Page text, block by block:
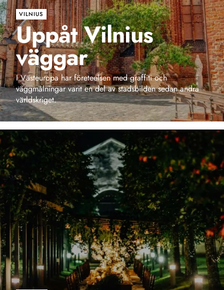
VILNIUS
Uppåt Vilnius
väggar
I Västeuropa har företeelsen med graffiti och
väggmålningar varit en del av stadsbilden sedan andra
världskriget.